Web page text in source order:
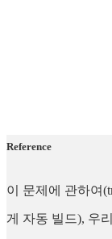
Reference
이 문제에 관하여
게 자동 빌드), 우